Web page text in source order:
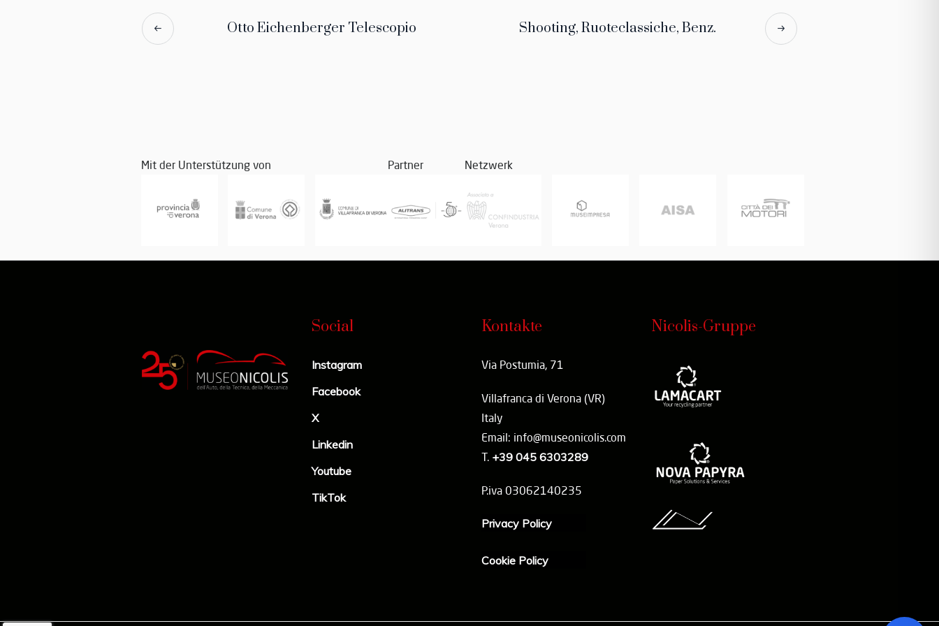
Otto Eichenberger Telescopio Shooting, Ruoteclassiche, Benz.
Mit der Unterstützung von Partner Netzwerk
Social
Instagram
Facebook
X
Linkedin
Youtube
TikTok
Kontakte
Via Postumia, 71
Villafranca di Verona (VR)
Italy
Email: info@museonicolis.com
T. +39 045 6303289
P.iva 03062140235
Privacy Policy
Cookie Policy
Nicolis-Gruppe